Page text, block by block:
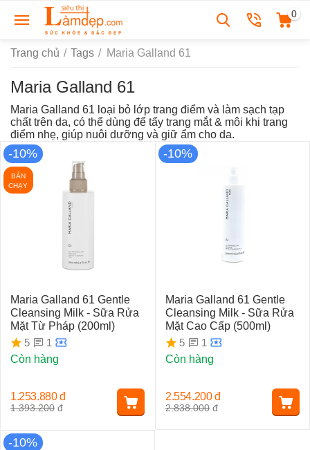
0
Trang chủ / Tags / Maria Galland 61
Maria Galland 61
Maria Galland 61 loại bỏ lớp trang điểm và làm sạch tạp
chất trên da, có thể dùng để tẩy trang mắt & môi khi trang
điểm nhẹ, giúp nuôi dưỡng và giữ ẩm cho da.
-10%
BÁN
CHẠY
Maria Galland 61 Gentle
Cleansing Milk - Sữa Rửa
Mặt Từ Pháp (200ml)
5
1
Còn hàng
1.393.200 đ
1.253.880 đ
-10%
Maria Galland 61 Gentle
Cleansing Milk - Sữa Rửa
Mặt Cao Cấp (500ml)
5
1
Còn hàng
2.838.000 đ
2.554.200 đ
-10%